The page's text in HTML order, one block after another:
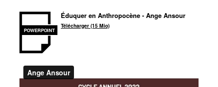
POWERPOINT
Éduquer en Anthropocène - Ange Ansour
Télécharger (15 Mio)